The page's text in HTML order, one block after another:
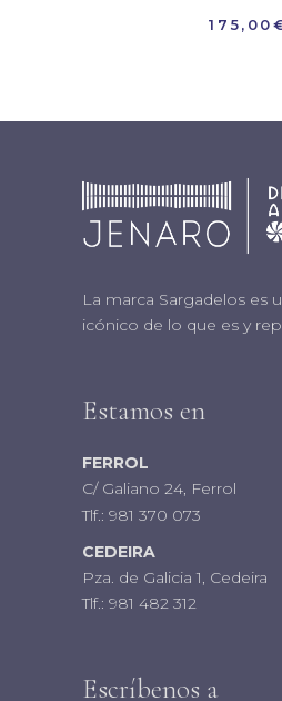
175,00
La marca Sargadelos es
icónico de lo que es y
Estamos en
FERROL
C/ Galiano 24, Ferrol
Tlf.: 981 370 073
CEDEIRA
Pza. de Galicia 1, Cedeira
Tlf.: 981 482 312
Escríbenos a